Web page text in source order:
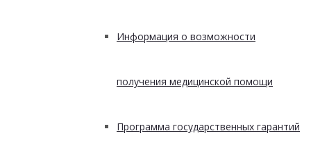
Информация о возможности
получения медицинской помощи
Программа государственных гарантий